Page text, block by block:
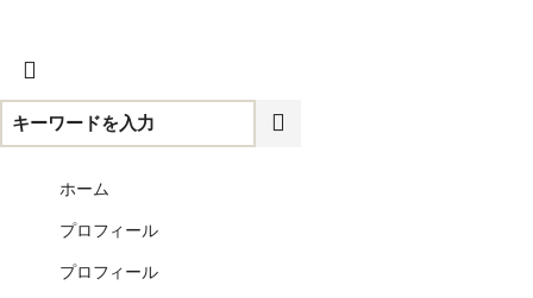
ホーム
プロフィール
プロフィール